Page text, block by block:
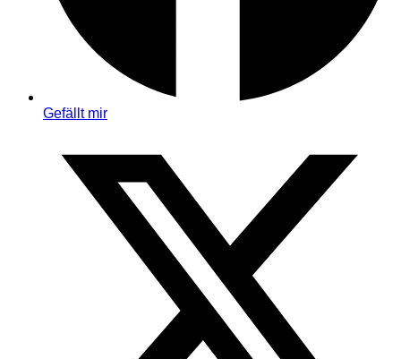
Gefällt mir